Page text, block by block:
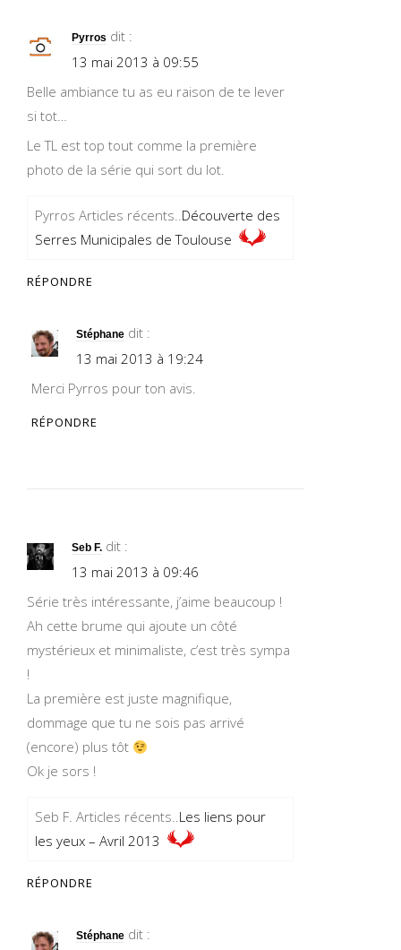
Pyrros dit :
13 mai 2013 à 09:55
Belle ambiance tu as eu raison de te lever
si tot…
Le TL est top tout comme la première
photo de la série qui sort du lot.
Pyrros Articles récents..Découverte des
Serres Municipales de Toulouse
RÉPONDRE
Stéphane dit :
13 mai 2013 à 19:24
Merci Pyrros pour ton avis.
RÉPONDRE
Seb F. dit :
13 mai 2013 à 09:46
Série très intéressante, j’aime beaucoup !
Ah cette brume qui ajoute un côté
mystérieux et minimaliste, c’est très sympa
!
La première est juste magnifique,
dommage que tu ne sois pas arrivé
(encore) plus tôt
Ok je sors !
Seb F. Articles récents..Les liens pour
les yeux – Avril 2013
RÉPONDRE
Stéphane dit :